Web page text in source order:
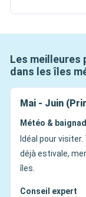
Les meilleures
dans les îles
Mai - Juin
Météo &
Idéal pour
déjà estivale,
îles.
Conseil expert